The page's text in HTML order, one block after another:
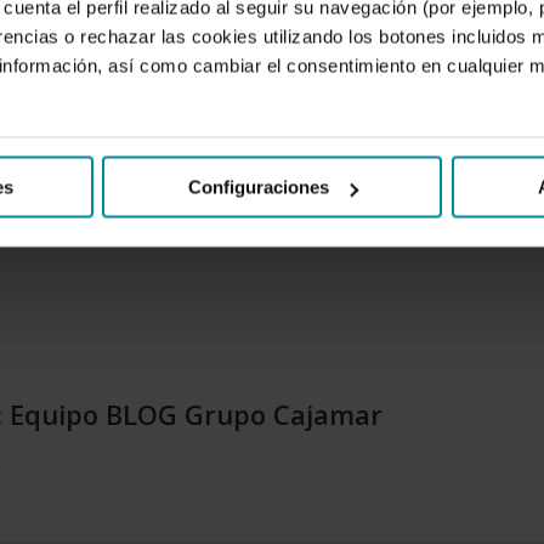
el perfil realizado al seguir su navegación (por ejemplo,
o rechazar las cookies utilizando los botones incluidos
así como cambiar el consentimiento en cualquier
Configuraciones
tu smartphone en menos de tres segundos.
salvando los obstáculos del camino.
quirúrgicos complejos utilizando robots de forma remota.
en tiempo real omnipresente sobre el tráfico y el
Equipo BLOG Grupo Cajamar